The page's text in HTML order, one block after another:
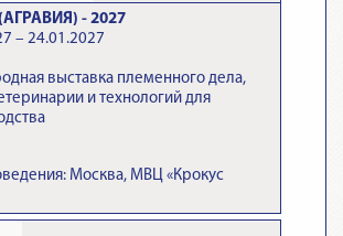
- 2027
– 24.01.2027
выставка племенного дела,
и технологий для
Москва, МВЦ «Крокус